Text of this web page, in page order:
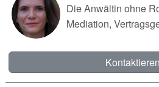
Die Anwältin ohne
Mediation,
Kontaktieren